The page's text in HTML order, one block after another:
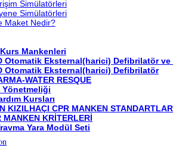
Simülatörleri
Simülatörleri
Maket Nedir?
Mankenleri
Otomatik Eksternal(harici) Defibrilatör
Otomatik Eksternal(harici) Defibrilatör
WATER RESQUE
Yönetmeliği
Kursları
KIZILHAÇI CPR MANKEN
MANKEN KRİTERLERİ
Yara Modül Seti